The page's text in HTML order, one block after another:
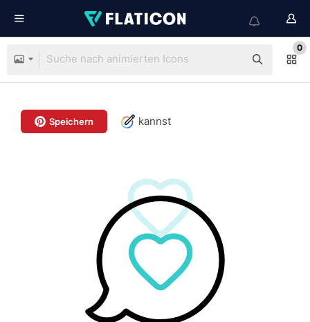
0
Speichern kannst